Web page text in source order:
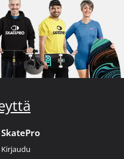
SkatePro
Kirjaudu